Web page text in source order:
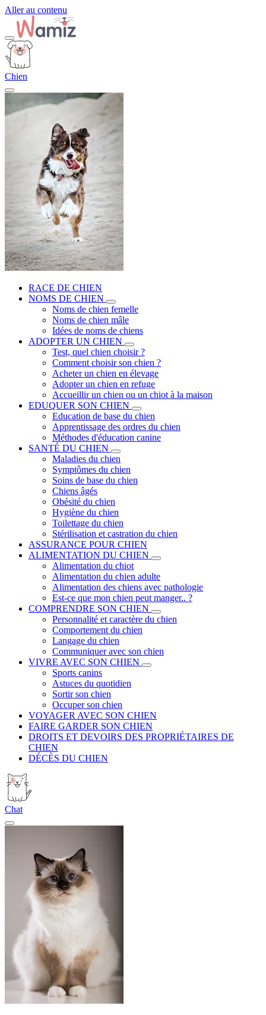
Aller au contenu
Chien
RACE DE CHIEN
NOMS DE CHIEN
Noms de chien femelle
Noms de chien mâle
Idées de noms de chiens
ADOPTER UN CHIEN
Test, quel chien choisir ?
Comment choisir son chien ?
Acheter un chien en élevage
Adopter un chien en refuge
Accueillir un chien ou un chiot à la maison
EDUQUER SON CHIEN
Education de base du chien
Apprentissage des ordres du chien
Méthodes d'éducation canine
SANTÉ DU CHIEN
Maladies du chien
Symptômes du chien
Soins de base du chien
Chiens âgés
Obésité du chien
Hygiène du chien
Toilettage du chien
Stérilisation et castration du chien
ASSURANCE POUR CHIEN
ALIMENTATION DU CHIEN
Alimentation du chiot
Alimentation du chien adulte
Alimentation des chiens avec pathologie
Est-ce que mon chien peut manger.. ?
COMPRENDRE SON CHIEN
Personnalité et caractère du chien
Comportement du chien
Langage du chien
Communiquer avec son chien
VIVRE AVEC SON CHIEN
Sports canins
Astuces du quotidien
Sortir son chien
Occuper son chien
VOYAGER AVEC SON CHIEN
FAIRE GARDER SON CHIEN
DROITS ET DEVOIRS DES PROPRIÉTAIRES DE
CHIEN
DÉCÈS DU CHIEN
Chat